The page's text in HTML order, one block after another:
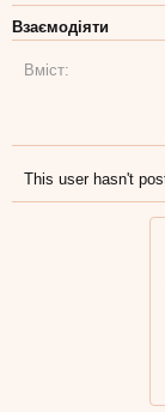
Взаємодіяти
Вміст:
This user hasn't